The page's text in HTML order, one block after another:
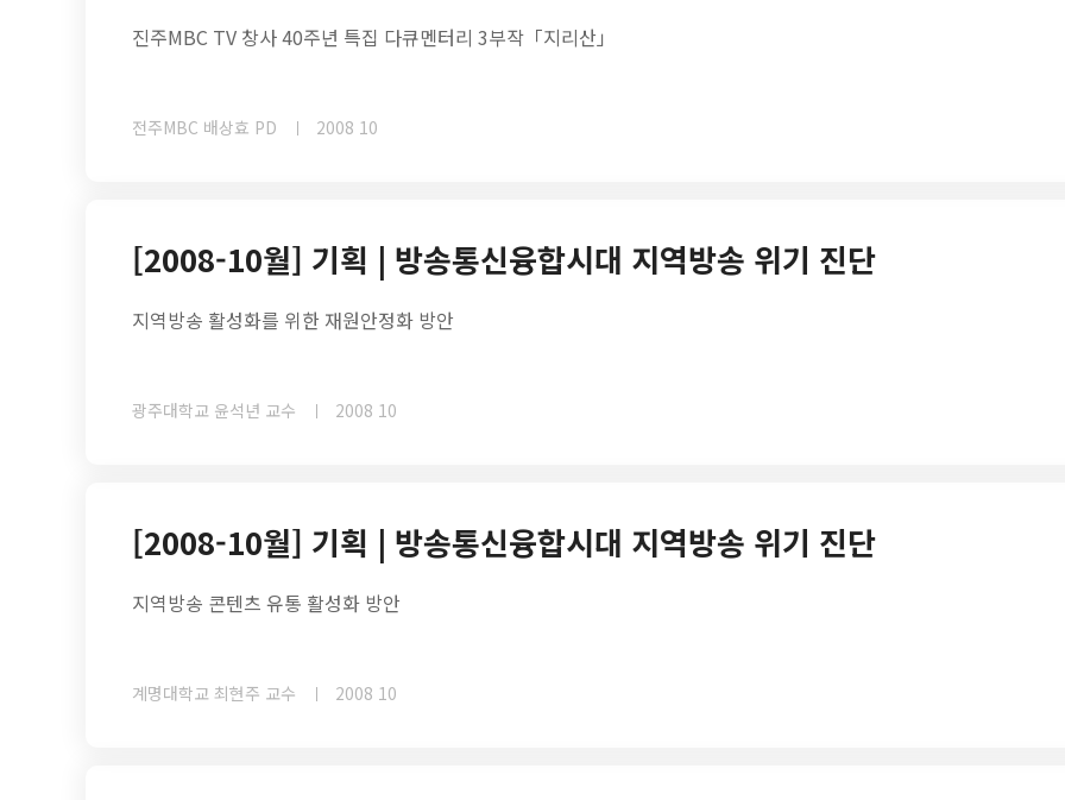
진주MBC TV 창사 40주년 특집 다큐멘터리 3부작「지리산」
전주MBC 배상효 PD 2008 10
[2008-10월] 기획 | 방송통신융합시대 지역방송 위기 진단
지역방송 활성화를 위한 재원안정화 방안
광주대학교 윤석년 교수 2008 10
[2008-10월] 기획 | 방송통신융합시대 지역방송 위기 진단
지역방송 콘텐츠 유통 활성화 방안
계명대학교 최현주 교수 2008 10